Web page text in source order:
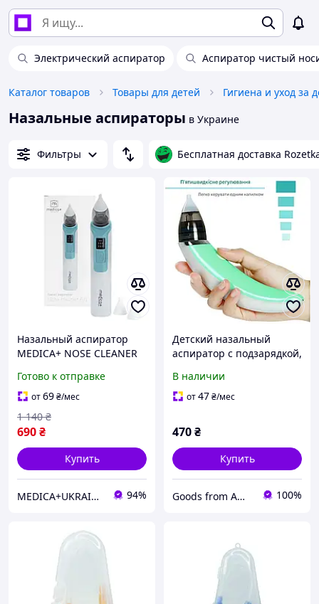
Электрический аспиратор Аспиратор чистый
Каталог товаров Товары для детей Гигиена и уход за
Назальные аспираторы в Украине
Фильтры Бесплатная доставка
Назальный аспиратор
MEDICA+ NOSE CLEANER
Готово к отправке
от69₴/мес
690₴
1 140 ₴
Купить
MEDICA+UKRAINE (оф.представник) 94%
Детский назальный
аспиратор с подзарядкой,
сопплей
В наличии
от47₴/мес
470₴
Купить
Goods from America 100%